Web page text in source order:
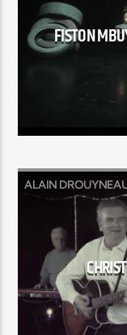
FISTON
ALAIN
FRANCK ARBONA
JE SUIS POUR